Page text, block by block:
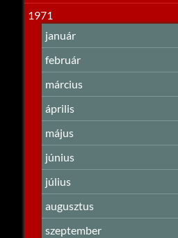
1971
január
február
március
április
május
június
július
augusztus
szeptember